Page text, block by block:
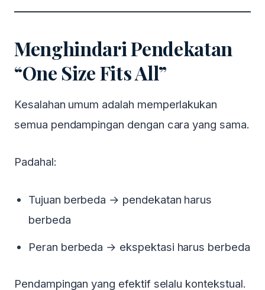
Menghindari Pendekatan
“One Size Fits All”
Kesalahan umum adalah memperlakukan
semua pendampingan dengan cara yang sama.
Padahal:
Tujuan berbeda → pendekatan harus
berbeda
Peran berbeda → ekspektasi harus berbeda
Pendampingan yang efektif selalu kontekstual.